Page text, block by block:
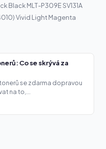
Black MLT-P309E SV131A
Vivid Light Magenta
Co se skrývá za
se zdarma dopravou
na to,...